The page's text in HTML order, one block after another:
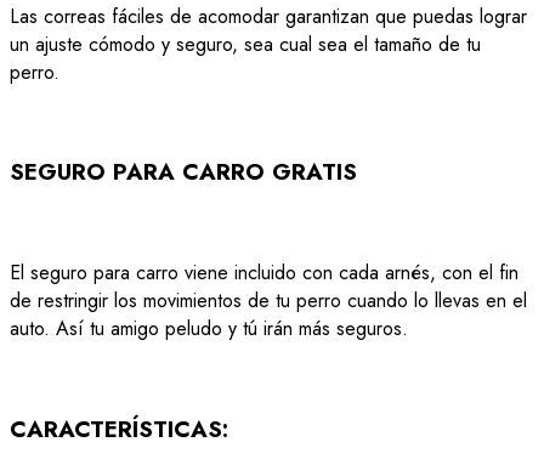
Las correas fáciles de acomodar garantizan que puedas lograr
un ajuste cómodo y seguro, sea cual sea el tamaño de tu
perro.
SEGURO PARA CARRO GRATIS
El seguro para carro viene incluido con cada arnés, con el fin
de restringir los movimientos de tu perro cuando lo llevas en el
auto. Así tu amigo peludo y tú irán más seguros.
CARACTERÍSTICAS: